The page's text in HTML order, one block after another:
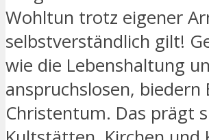
Wohltun trotz eigener
selbstverständlich gilt!
wie die Lebenshaltung
anspruchslosen,
Christentum. Das prägt